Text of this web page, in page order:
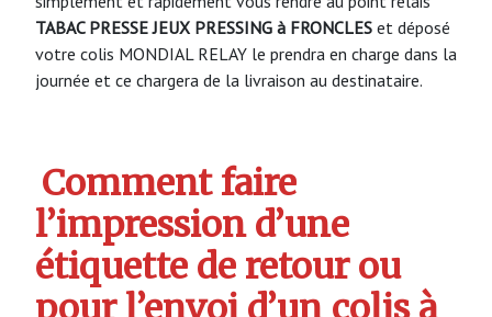
TABAC PRESSE JEUX PRESSING à FRONCLES et déposé
votre colis MONDIAL RELAY le prendra en charge dans la
journée et ce chargera de la livraison au destinataire.
Comment faire
l’impression d’une
étiquette de retour ou